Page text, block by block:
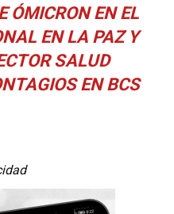
ÓMICRON EN EL
EN LA PAZ Y
SALUD
EN BCS